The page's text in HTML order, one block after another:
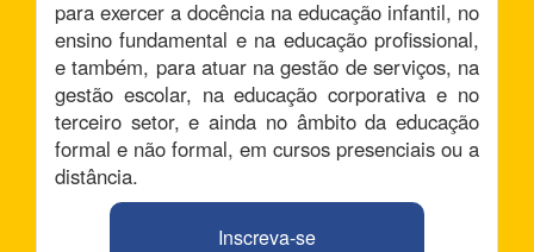
para exercer a docência na educação infantil, no
ensino fundamental e na educação profissional,
e também, para atuar na gestão de serviços, na
gestão escolar, na educação corporativa e no
terceiro setor, e ainda no âmbito da educação
formal e não formal, em cursos presenciais ou a
distância.
Inscreva-se